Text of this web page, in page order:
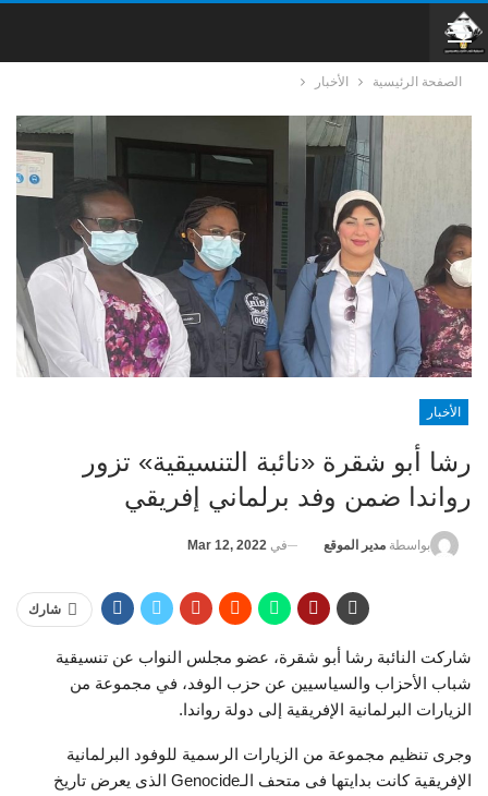
الصفحة الرئيسية الأخبار
الأخبار
رشا أبو شقرة «نائبة التنسيقية» تزور
رواندا ضمن وفد برلماني إفريقي
بواسطة مدير الموقع في Mar 12, 2022
شارك
شاركت النائبة رشا أبو شقرة، عضو مجلس النواب عن تنسيقية
شباب الأحزاب والسياسيين عن حزب الوفد، في مجموعة من
الزيارات البرلمانية الإفريقية إلى دولة رواندا.
وجرى تنظيم مجموعة من الزيارات الرسمية للوفود البرلمانية
الإفريقية كانت بدايتها فى متحف الـGenocide الذى يعرض تاريخ